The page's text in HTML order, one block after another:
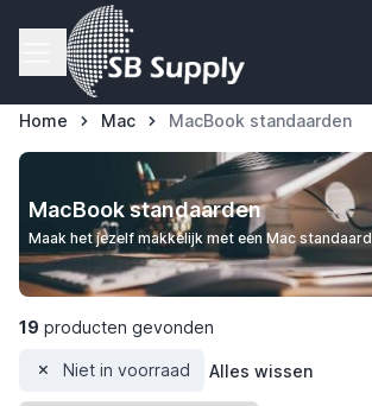
Ga naar de inhoud
Home Mac MacBook standaarden
MacBook standaarden
Maak het jezelf makkelijk met een Mac standaard
19 producten gevonden
Niet in voorraad Alles wissen